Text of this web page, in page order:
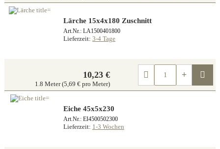
Lärche 15x4x180 Zuschnitt
Art.Nr.: LA1500401800
Lieferzeit: 3-4 Tage
10,23 €
1.8 Meter (5,69 € pro Meter)
Eiche 45x5x230
Art.Nr.: EI4500502300
Lieferzeit: 1-3 Wochen